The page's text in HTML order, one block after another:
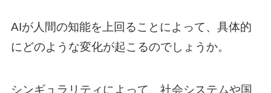
AIが人間の知能を上回ることによって、具体的
にどのような変化が起こるのでしょうか。
シンギュラリティによって、社会システムや国